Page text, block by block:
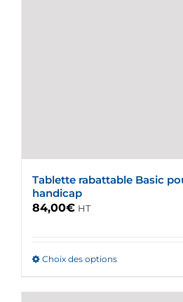
Tablette rabattable Basic
handicap
84,00€ HT
Choix des optionsCe
a